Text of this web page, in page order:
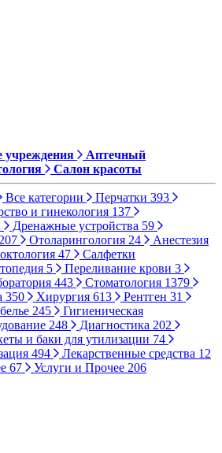
учреждения
Аптечный
Салон красоты
Все категории Перчатки 393
и гинекология 137
Дренажные устройства 59
207 Отоларингология 24
Анестезия
47
Салфетки
5 Переливание крови 3
443 Стоматология 1379
350 Хирургия 613 Рентген 31
245
Гигиеническая
248 Диагностика 202
и баки для утилизации 74
494 Лекарственные средства 12
67 Услуги и Прочее 206